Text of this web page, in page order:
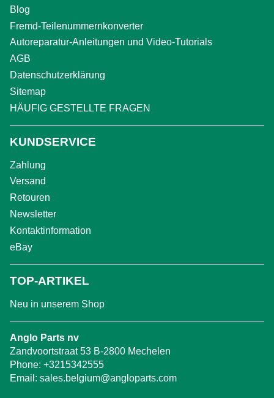
Blog
Fremd-Teilenummernkonverter
Autoreparatur-Anleitungen und Video-Tutorials
AGB
Datenschutzerklärung
Sitemap
HÄUFIG GESTELLTE FRAGEN
KUNDSERVICE
Zahlung
Versand
Retouren
Newsletter
Kontaktinformation
eBay
TOP-ARTIKEL
Neu in unserem Shop
Anglo Parts nv
Zandvoortstraat 53 B-2800 Mechelen
Phone: +3215342555
Email: sales.belgium@angloparts.com